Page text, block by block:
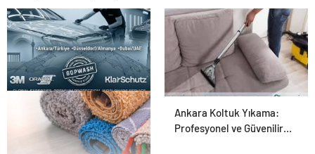
Ajansı ve Web Tasarım Ajansı
UETDS Nedir ? Uetds.com
İle Akıllı Dijital Taşımacılık
Yazılımı
Ankara Koltuk Yıkama:
Profesyonel ve Güvenilir